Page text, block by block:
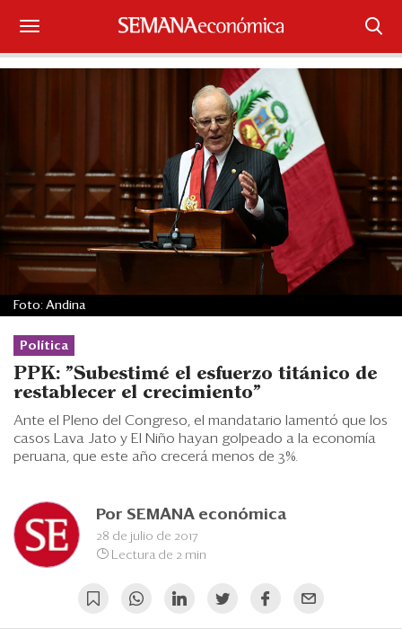
Suscríbase
¿Qué está pasando?
Sectores y Empresas
Management
Economía y Finanzas
Eventos
Blogs
Edición Impresa
Política
PPK: "Subestimé el esfuerzo titánico de
restablecer el crecimiento"
Ante el Pleno del Congreso, el mandatario lamentó que los
casos Lava Jato y El Niño hayan golpeado a la economía
peruana, que este año crecerá menos de 3%.
Por SEMANA económica
28 de julio de 2017
Lectura de 2 min
Foto: Andina